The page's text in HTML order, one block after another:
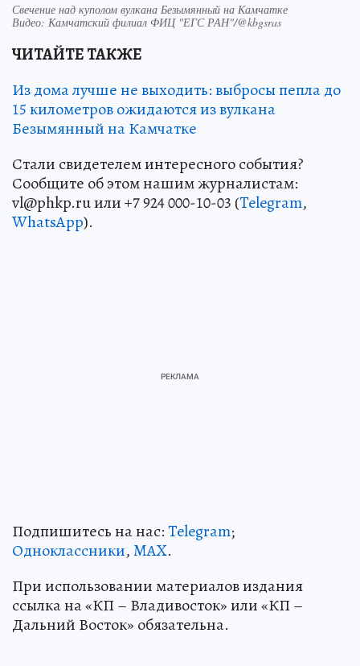
Свечение над куполом вулкана Безымянный на Камчатке
Видео: Камчатский филиал ФИЦ "ЕГС РАН"/@kbgsras
ЧИТАЙТЕ ТАКЖЕ
Из дома лучше не выходить: выбросы пепла до
15 километров ожидаются из вулкана
Безымянный на Камчатке
Стали свидетелем интересного события?
Сообщите об этом нашим журналистам:
vl@phkp.ru или +7 924 000-10-03 (Telegram,
WhatsApp).
Подпишитесь на нас:Telegram;
Одноклассники,MAX.
При использовании материалов издания
ссылка на «КП – Владивосток» или «КП –
Дальний Восток» обязательна.